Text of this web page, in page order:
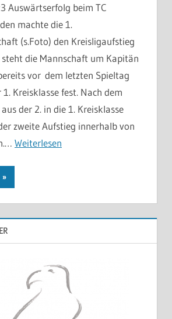
Auswärtserfolg beim TC
machte die 1.
(s.Foto) den Kreisligaufstieg
die Mannschaft um Kapitän
vor dem letzten Spieltag
Kreisklasse fest. Nach dem
der 2. in die 1. Kreisklasse
zweite Aufstieg innerhalb von
Weiterlesen